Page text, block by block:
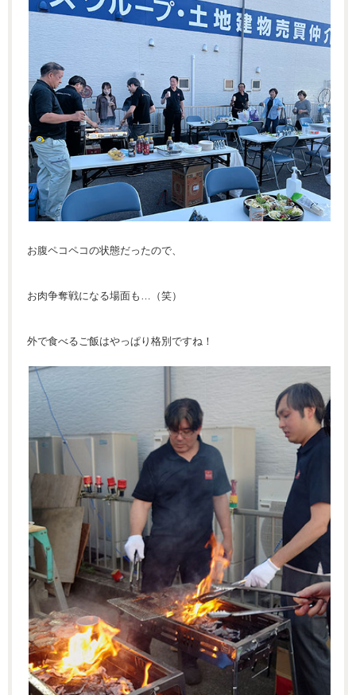
お腹ペコペコの状態だったので、
お肉争奪戦になる場面も…（笑）
外で食べるご飯はやっぱり格別ですね！